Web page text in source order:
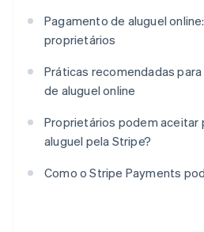
Pagamento de aluguel
proprietários
Práticas recomendadas
de aluguel online
Proprietários podem aceitar
aluguel pela Stripe?
Como o Stripe Payments